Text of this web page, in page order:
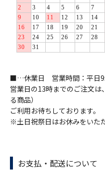
■…休業日 営業時間：平日
営業日の13時までのご注文は
る商品）
ご利用お待ちしております。
※土日祝祭日はお休みをいた
お支払・配送について